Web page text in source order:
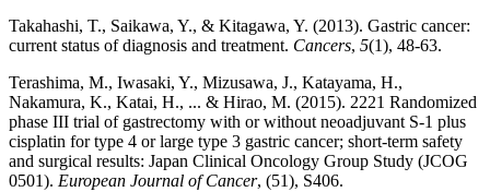
Takahashi, T., Saikawa, Y., & Kitagawa, Y. (2013). Gastric cancer:
current status of diagnosis and treatment. Cancers, 5(1), 48-63.
Terashima, M., Iwasaki, Y., Mizusawa, J., Katayama, H.,
Nakamura, K., Katai, H., ... & Hirao, M. (2015). 2221 Randomized
phase III trial of gastrectomy with or without neoadjuvant S-1 plus
cisplatin for type 4 or large type 3 gastric cancer; short-term safety
and surgical results: Japan Clinical Oncology Group Study (JCOG
0501). European Journal of Cancer, (51), S406.